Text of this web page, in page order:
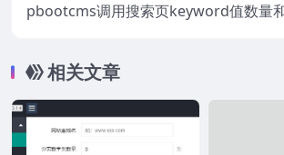
pbootcms调用搜索页keyword值数量
相关文章